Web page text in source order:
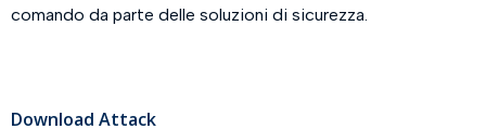
comando da parte delle soluzioni di sicurezza.
Download Attack